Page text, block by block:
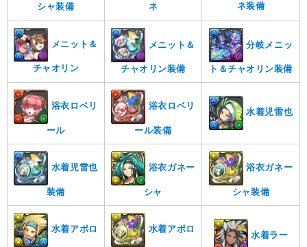
シャ装備 ネ ネ装備
メニット＆
チャオリン
メニット＆
チャオリン装備
分岐メニッ
ト＆チャオリン装備
浴衣ロベリ
ール
浴衣ロベリ
ール装備
水着児雷也
水着児雷也
装備
浴衣ガネー
シャ
浴衣ガネー
シャ装備
水着アポロ 水着アポロ
水着ラー